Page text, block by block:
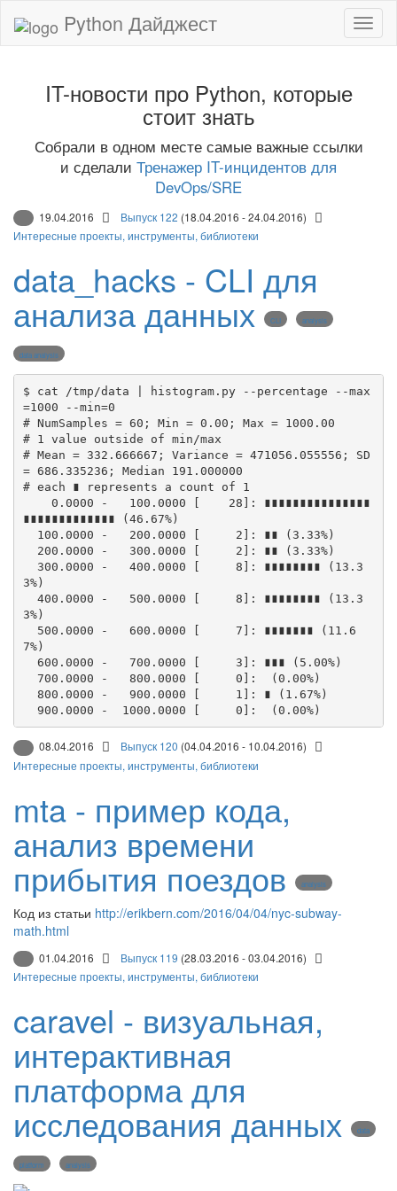
Python Дайджест
IT-новости про Python, которые
стоит знать
Собрали в одном месте самые важные ссылки
и сделали Тренажер IT-инцидентов для
DevOps/SRE
19.04.2016 Выпуск 122 (18.04.2016 - 24.04.2016)
Интересные проекты, инструменты, библиотеки
data_hacks - CLI для
анализа данных CLI analysis
data analysis
$ cat /tmp/data | histogram.py --percentage --max
=1000 --min=0
# NumSamples = 60; Min = 0.00; Max = 1000.00
# 1 value outside of min/max
# Mean = 332.666667; Variance = 471056.055556; SD
= 686.335236; Median 191.000000
# each ∎ represents a count of 1
∎∎∎∎∎∎∎∎∎∎∎∎∎ (46.67%)
3%)
3%)
7%)
08.04.2016 Выпуск 120 (04.04.2016 - 10.04.2016)
Интересные проекты, инструменты, библиотеки
mta - пример кода,
анализ времени
прибытия поездов analysis
Код из статьи http://erikbern.com/2016/04/04/nyc-subway-
math.html
01.04.2016 Выпуск 119 (28.03.2016 - 03.04.2016)
Интересные проекты, инструменты, библиотеки
caravel - визуальная,
интерактивная
платформа для
исследования данных data
platform analysis